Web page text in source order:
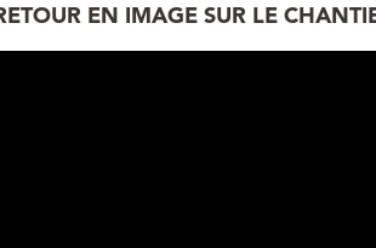
EN IMAGE SUR LE